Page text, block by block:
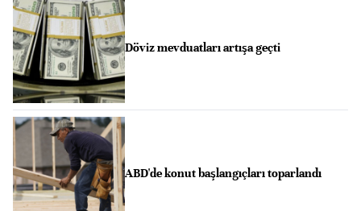
Döviz mevduatları artışa geçti
ABD'de konut başlangıçları toparlandı